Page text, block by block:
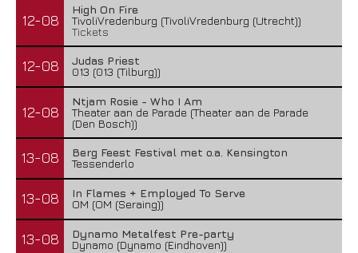
Boneripper – Radiant In Ruin
12-08
High On Fire
TivoliVredenburg (TivoliVredenburg (Utrecht))
Tickets
12-08
Judas Priest
013 (013 (Tilburg))
12-08
Ntjam Rosie - Who I Am
Theater aan de Parade (Theater aan de Parade
(Den Bosch))
13-08
Berg Feest Festival met o.a. Kensington
Tessenderlo
13-08
In Flames + Employed To Serve
OM (OM (Seraing))
13-08
Dynamo Metalfest Pre-party
Dynamo (Dynamo (Eindhoven))